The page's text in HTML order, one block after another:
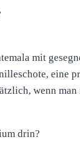
mit
eine
wenn
drin?